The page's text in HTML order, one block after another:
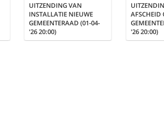
UITZENDING VAN
INSTALLATIE NIEUWE
GEMEENTERAAD (01-04-
'26 20:00)
AFSCHEID
'26 20:00)